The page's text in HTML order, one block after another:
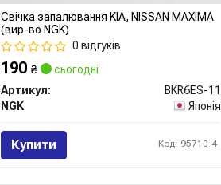
Свічка запалювання KIA, NISSAN MAXIMA
(вир-во NGK)
0 відгуків
190 ₴
сьогодні
Артикул:
BKR6ES-11
NGK
Японія
Купити Код: 95710-4